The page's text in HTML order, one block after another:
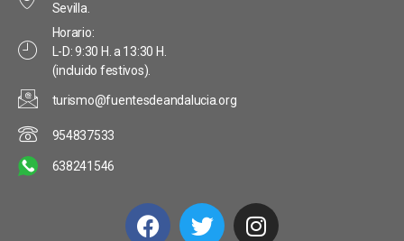
Sevilla.
Horario:
L-D: 9:30 H. a 13:30 H.
(incluido festivos).
turismo@fuentesdeandalucia.org
954837533
638241546